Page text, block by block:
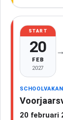
START
20
FEB
2027
→
20 februari